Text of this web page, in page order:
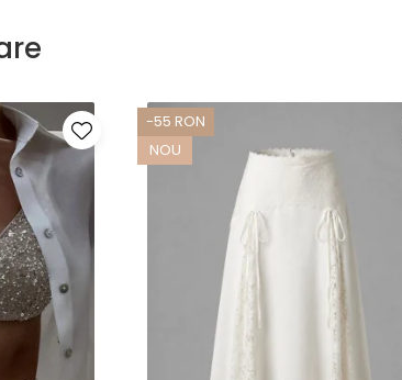
-55 RON
NOU